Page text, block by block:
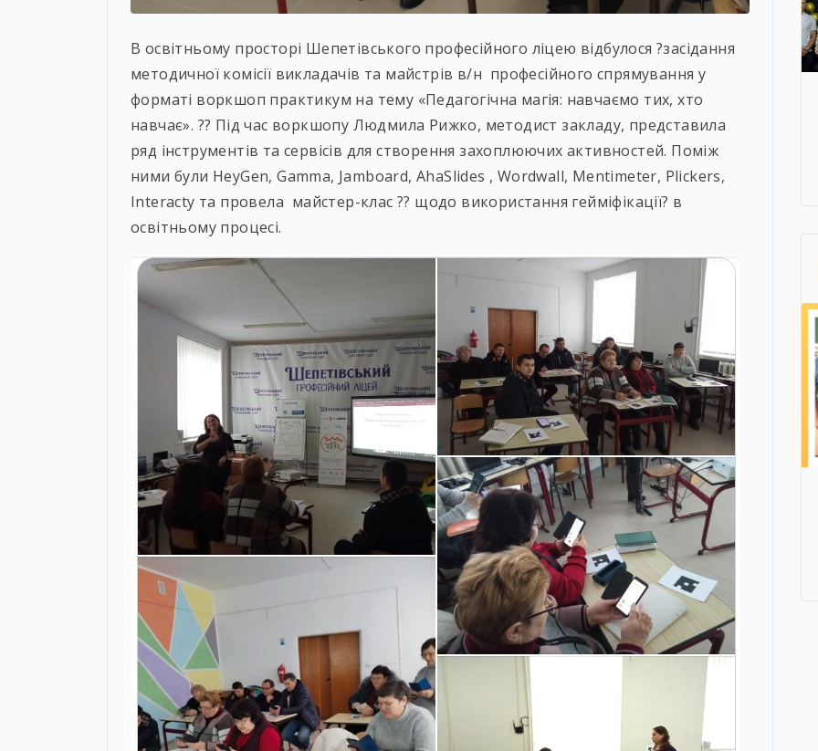
В освітньому просторі Шепетівського професійного ліцею відбулося ?засідання
методичної комісії викладачів та майстрів в/н професійного спрямування у
форматі воркшоп практикум на тему «Педагогічна магія: навчаємо тих, хто
навчає». ?? Під час воркшопу Людмила Рижко, методист закладу, представила
ряд інструментів та сервісів для створення захоплюючих активностей. Поміж
ними були HeyGen, Gamma, Jamboard, AhaSlides , Wordwall, Mentimeter, Plickers,
Іnteracty та провела майстер-клас ?? щодо використання гейміфікації? в
освітньому процесі.